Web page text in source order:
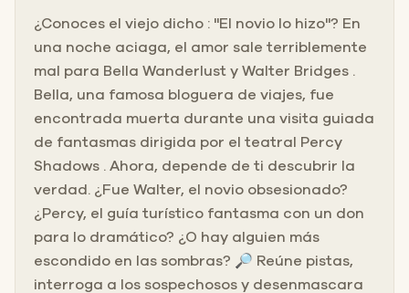
¿Conoces el viejo dicho : "El novio lo hizo"? En
una noche aciaga, el amor sale terriblemente
mal para Bella Wanderlust y Walter Bridges .
Bella, una famosa bloguera de viajes, fue
encontrada muerta durante una visita guiada
de fantasmas dirigida por el teatral Percy
Shadows . Ahora, depende de ti descubrir la
verdad. ¿Fue Walter, el novio obsesionado?
¿Percy, el guía turístico fantasma con un don
para lo dramático? ¿O hay alguien más
escondido en las sombras? 🔎 Reúne pistas,
interroga a los sospechosos y desenmascara